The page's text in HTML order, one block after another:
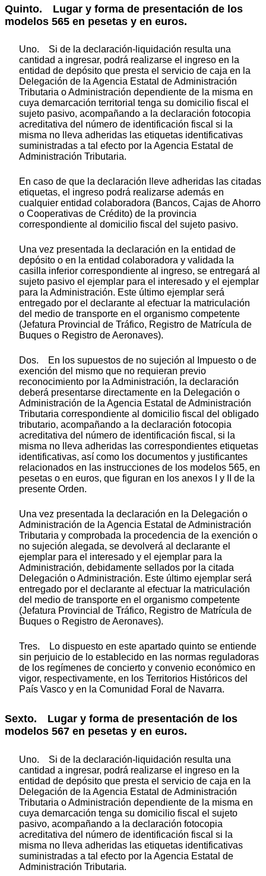
Quinto. Lugar y forma de presentación de los
modelos 565 en pesetas y en euros.
Uno. Si de la declaración-liquidación resulta una
cantidad a ingresar, podrá realizarse el ingreso en la
entidad de depósito que presta el servicio de caja en la
Delegación de la Agencia Estatal de Administración
Tributaria o Administración dependiente de la misma en
cuya demarcación territorial tenga su domicilio fiscal el
sujeto pasivo, acompañando a la declaración fotocopia
acreditativa del número de identificación fiscal si la
misma no lleva adheridas las etiquetas identificativas
suministradas a tal efecto por la Agencia Estatal de
Administración Tributaria.
En caso de que la declaración lleve adheridas las citadas
etiquetas, el ingreso podrá realizarse además en
cualquier entidad colaboradora (Bancos, Cajas de Ahorro
o Cooperativas de Crédito) de la provincia
correspondiente al domicilio fiscal del sujeto pasivo.
Una vez presentada la declaración en la entidad de
depósito o en la entidad colaboradora y validada la
casilla inferior correspondiente al ingreso, se entregará al
sujeto pasivo el ejemplar para el interesado y el ejemplar
para la Administración. Este último ejemplar será
entregado por el declarante al efectuar la matriculación
del medio de transporte en el organismo competente
(Jefatura Provincial de Tráfico, Registro de Matrícula de
Buques o Registro de Aeronaves).
Dos. En los supuestos de no sujeción al Impuesto o de
exención del mismo que no requieran previo
reconocimiento por la Administración, la declaración
deberá presentarse directamente en la Delegación o
Administración de la Agencia Estatal de Administración
Tributaria correspondiente al domicilio fiscal del obligado
tributario, acompañando a la declaración fotocopia
acreditativa del número de identificación fiscal, si la
misma no lleva adheridas las correspondientes etiquetas
identificativas, así como los documentos y justificantes
relacionados en las instrucciones de los modelos 565, en
pesetas o en euros, que figuran en los anexos I y II de la
presente Orden.
Una vez presentada la declaración en la Delegación o
Administración de la Agencia Estatal de Administración
Tributaria y comprobada la procedencia de la exención o
no sujeción alegada, se devolverá al declarante el
ejemplar para el interesado y el ejemplar para la
Administración, debidamente sellados por la citada
Delegación o Administración. Este último ejemplar será
entregado por el declarante al efectuar la matriculación
del medio de transporte en el organismo competente
(Jefatura Provincial de Tráfico, Registro de Matrícula de
Buques o Registro de Aeronaves).
Tres. Lo dispuesto en este apartado quinto se entiende
sin perjuicio de lo establecido en las normas reguladoras
de los regímenes de concierto y convenio económico en
vigor, respectivamente, en los Territorios Históricos del
País Vasco y en la Comunidad Foral de Navarra.
Sexto. Lugar y forma de presentación de los
modelos 567 en pesetas y en euros.
Uno. Si de la declaración-liquidación resulta una
cantidad a ingresar, podrá realizarse el ingreso en la
entidad de depósito que presta el servicio de caja en la
Delegación de la Agencia Estatal de Administración
Tributaria o Administración dependiente de la misma en
cuya demarcación tenga su domicilio fiscal el sujeto
pasivo, acompañando a la declaración fotocopia
acreditativa del número de identificación fiscal si la
misma no lleva adheridas las etiquetas identificativas
suministradas a tal efecto por la Agencia Estatal de
Administración Tributaria.